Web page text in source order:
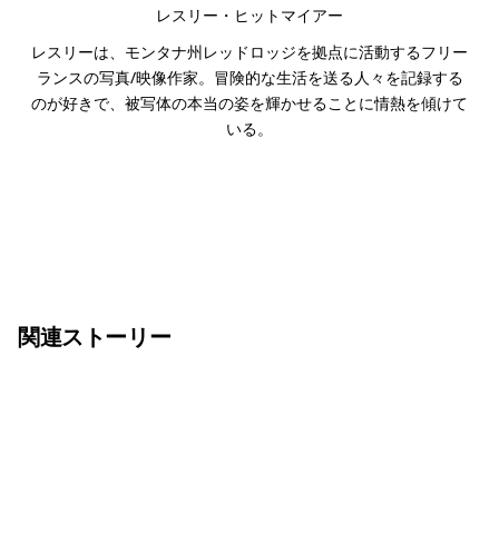
レスリー・ヒットマイアー
レスリーは、モンタナ州レッドロッジを拠点に活動するフリー
ランスの写真/映像作家。冒険的な生活を送る人々を記録する
のが好きで、被写体の本当の姿を輝かせることに情熱を傾けて
いる。
関連ストーリー